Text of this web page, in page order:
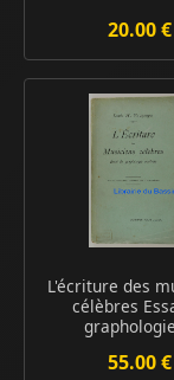
20.00 €
L'écriture des
célèbres
55.00 €